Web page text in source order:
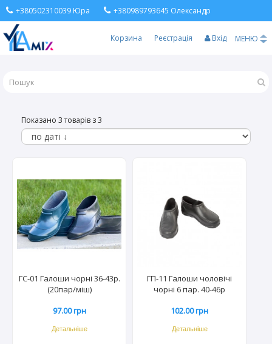
+380502310039 Юра +380989793645 Олександр
Корзина Реєстрація Вхід МЕНЮ
Показано 3 товарів з 3
ГС-01 Галоши чорні 36-43р.
(20пар/міш)
97.00 грн
Детальніше
ГП-11 Галоши чоловічі
чорні 6 пар. 40-46р
102.00 грн
Детальніше